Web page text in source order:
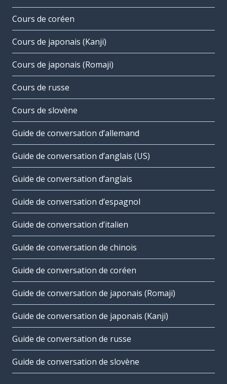
Cours de coréen
Cours de japonais (Kanji)
Cours de japonais (Romaji)
Cours de russe
Cours de slovène
Guide de conversation d’allemand
Guide de conversation d’anglais (US)
Guide de conversation d’anglais
Guide de conversation d’espagnol
Guide de conversation d’italien
Guide de conversation de chinois
Guide de conversation de coréen
Guide de conversation de japonais (Romaji)
Guide de conversation de japonais (Kanji)
Guide de conversation de russe
Guide de conversation de slovène